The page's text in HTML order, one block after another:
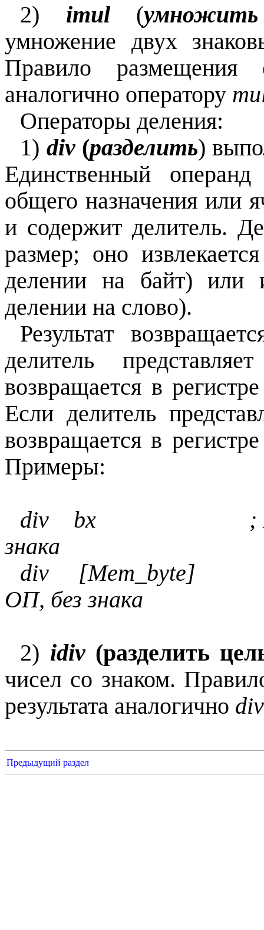
2) imul(умножить
умножение двух
Правило размещения
аналогично оператору
Операторы деления:
1) div(разделить)
Единственный операнд
общего назначения или
и содержит делитель.
размер; оно
делении на байт) или
делении на слово).
Результат
делитель
возвращается в
Если делитель
возвращается в
Примеры:
div bx ;
знака
div [Mem_byte] ;
ОП, без знака
2) idiv(разделить
чисел со знаком.
результата аналогично div
Предыдущий раздел